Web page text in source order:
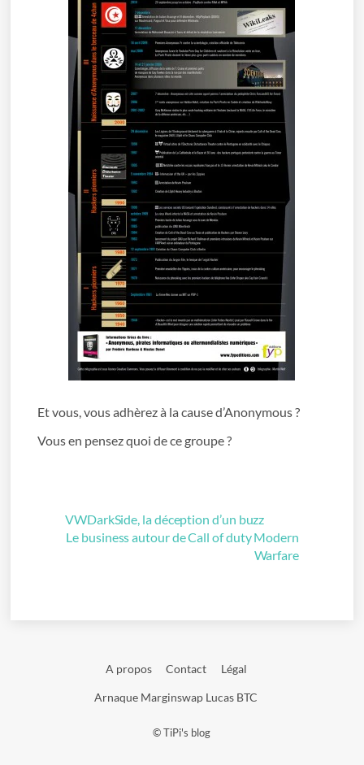
Et vous, vous adhèrez à la cause d’Anonymous ?
Vous en pensez quoi de ce groupe ?
VWDarkSide, la déception d’un buzz
Le business autour de Call of duty Modern
Warfare
A propos Contact Légal
Arnaque Marginswap Lucas BTC
©TiPi's blog